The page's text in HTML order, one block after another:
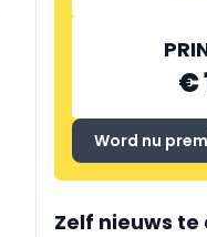
€
Word nu
Zelf nieuws te